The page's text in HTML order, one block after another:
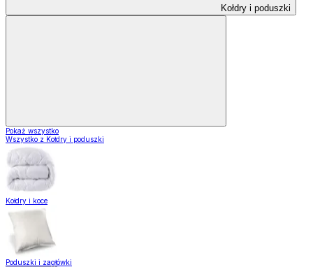
Kołdry i poduszki
Pokaż wszystko
Wszystko z Kołdry i poduszki
Kołdry i koce
Poduszki i zagłówki